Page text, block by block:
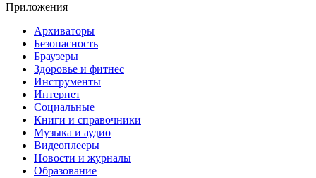
Приложения
Архиваторы
Безопасность
Браузеры
Здоровье и фитнес
Инструменты
Интернет
Социальные
Книги и справочники
Музыка и аудио
Видеоплееры
Новости и журналы
Образование